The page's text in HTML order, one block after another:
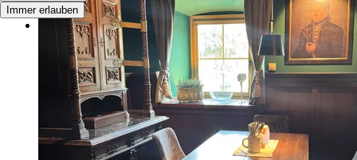
Immer erlauben